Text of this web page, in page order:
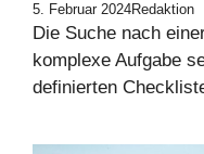
5. Februar 2024Redaktion
Die Suche nach
komplexe Aufgabe
definierten